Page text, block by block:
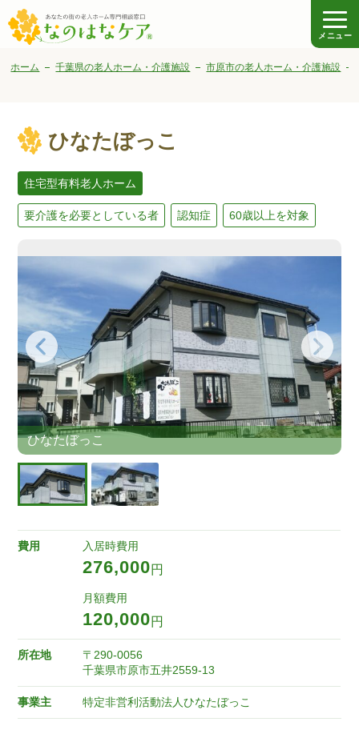
メニュー
ホーム 千葉県の老人ホーム・介護施設 市原市の老人ホーム・介護施設
ひなたぼっこ
住宅型有料老人ホーム
要介護を必要としている者 認知症 60歳以上を対象
ひなたぼっこ
費用 入居時費用
276,000円
月額費用
120,000円
所在地
〒290-0056
千葉県市原市五井2559-13
事業主 特定非営利活動法人ひなたぼっこ